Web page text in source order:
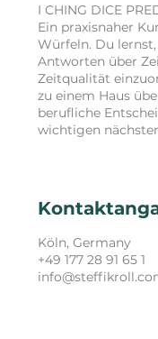
I CHING DICE
Ein praxisnaher
Würfeln. Du
Antworten über
Zeitqualität
zu einem Haus
berufliche
Köln, Germany
+49 177 28 91 65 1